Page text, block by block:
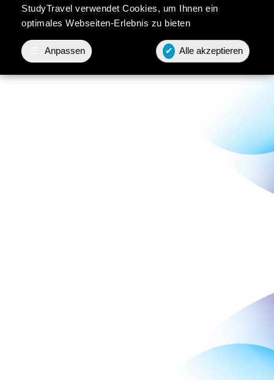
StudyTravel verwendet Cookies, um Ihnen ein
optimales Webseiten-Erlebnis zu bieten
Anpassen ✔ Alle akzeptieren
Cookie-Einstellungen